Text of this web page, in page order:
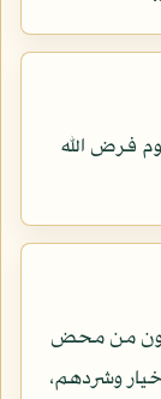
فرض الله
من محض
وشردهم،